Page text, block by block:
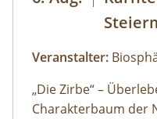
incl. Bettwäsche)
Alle Informationen
Veranstalter:
„Die Zirbe“ –
Charakterbaum der